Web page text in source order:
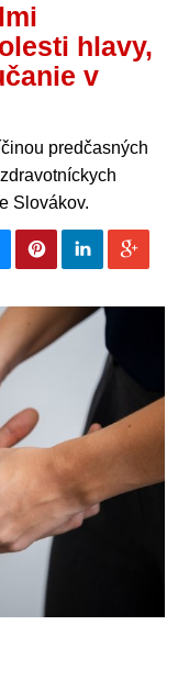
hlavy,
v
predčasných
Slovákov.